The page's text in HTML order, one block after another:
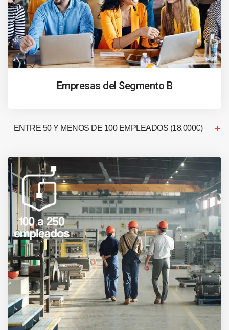
Empresas del Segmento B
ENTRE 50 Y MENOS DE 100 EMPLEADOS (18.000€)